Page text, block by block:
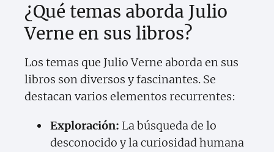
¿Qué temas aborda Julio
Verne en sus libros?
Los temas que Julio Verne aborda en sus
libros son diversos y fascinantes. Se
destacan varios elementos recurrentes:
Exploración: La búsqueda de lo
desconocido y la curiosidad humana